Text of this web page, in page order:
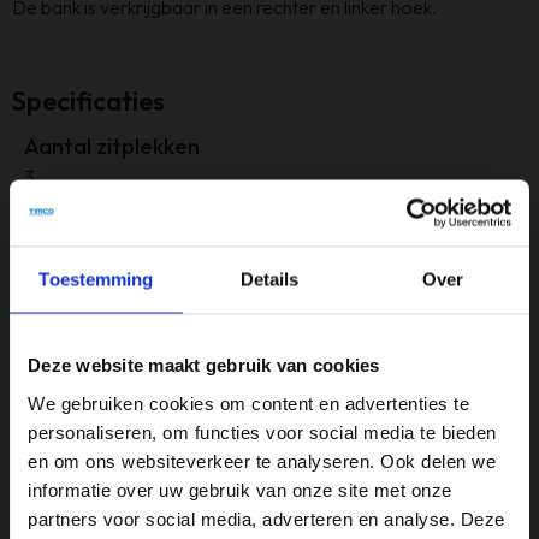
Toestemming Details Over
Deze website maakt gebruik van cookies
We gebruiken cookies om content en advertenties te
personaliseren, om functies voor social media te bieden
en om ons websiteverkeer te analyseren. Ook delen we
informatie over uw gebruik van onze site met onze
partners voor social media, adverteren en analyse. Deze
De bank is verkrijgbaar in een rechter en linker hoek.
Specificaties
Aantal zitplekken
3
Armleuninghoogte
Gewicht
NNB
Kleur
Beige